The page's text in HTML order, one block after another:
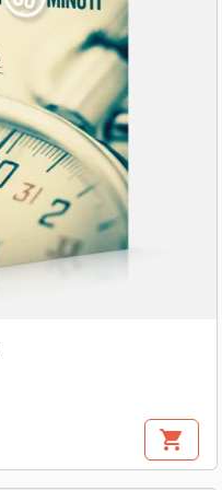
shopping_cart